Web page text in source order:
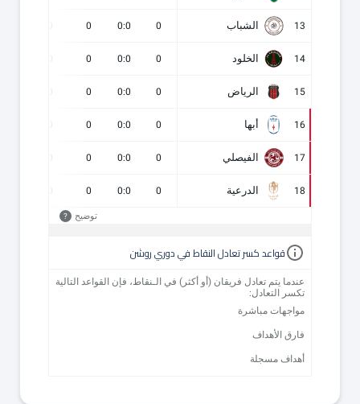
13 الشباب 0
0:0
0
14 الخلود 0
0:0
0
15 الرياض 0
0:0
0
16 أبها 0
0:0
0
17 الفيصلي 0
0:0
0
18 الدرعية 0
0:0
0
توضيح ?
قواعد كسر تعادل النقاط في دوري روشن
عندما يتم تعادل فريقان (أو أكثر) في الـنقاط، فإن القواعد التالية
تكسر التعادل:
مواجهات مباشرة
فارق الأهداف
أهداف مسجلة